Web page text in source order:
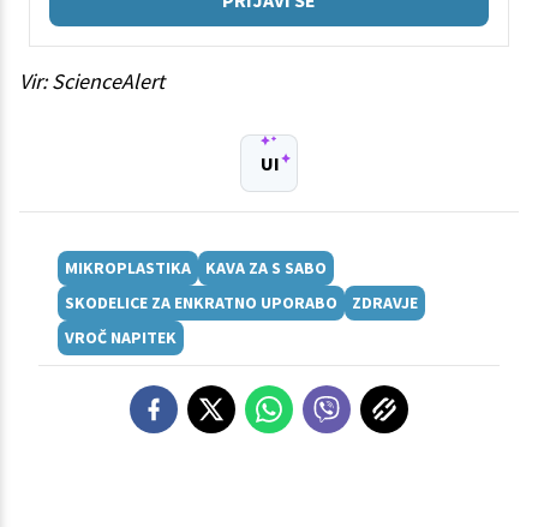
Vir: ScienceAlert
UI
MIKROPLASTIKA
KAVA ZA S SABO
SKODELICE ZA ENKRATNO UPORABO
ZDRAVJE
VROČ NAPITEK